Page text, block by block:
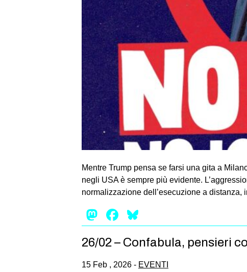
Mentre Trump pensa se farsi una gita a
negli USA è sempre più evidente.
normalizzazione dell’esecuzione a distanza,
Mastodon
Facebook
26/02 – Confabula, pensieri
15 Feb , 2026 - EVENTI